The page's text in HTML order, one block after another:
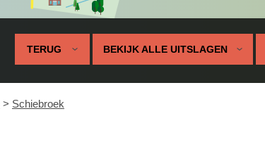
TERUG BEKIJK ALLE UITSLAGEN
> Schiebroek